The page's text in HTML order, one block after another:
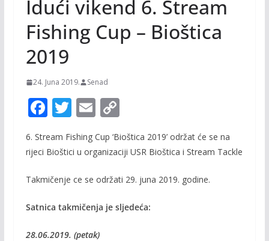
Idući vikend 6. Stream
Fishing Cup – Bioštica
2019
24. Juna 2019. Senad
F
e
o
o
T
w
itt
E
ai
l
C
o
p
y
Li
n
6. Stream Fishing Cup ‘Bioštica 2019’ održat će se na
rijeci Bioštici u organizaciji USR Bioštica i Stream Tackle
Takmičenje ce se održati 29. juna 2019. godine.
Satnica takmičenja je sljedeća:
28.06.2019. (petak)